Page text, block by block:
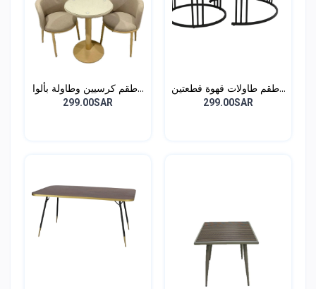
طقم كرسيين وطاولة بألوا...
299.00SAR
طقم طاولات قهوة قطعتين...
299.00SAR